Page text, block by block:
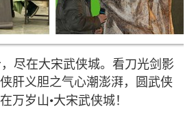
尽在大宋武侠城。看刀光剑影
肝义胆之气心潮澎湃，圆武侠
万岁山•大宋武侠城！